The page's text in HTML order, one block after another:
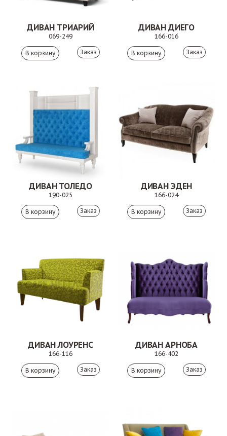
ДИВАН ТРИАРИЙ
069-249
Заказ
ДИВАН ДИЕГО
166-016
Заказ
ДИВАН ТОЛЕДО
190-025
Заказ
ДИВАН ЭДЕН
166-024
Заказ
ДИВАН ЛОУРЕНС
166-116
Заказ
ДИВАН АРНОБА
166-402
Заказ